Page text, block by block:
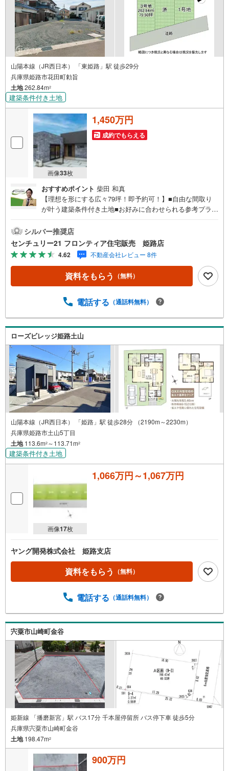
山陽本線（JR西日本） 「東姫路」駅 徒歩29分
兵庫県姫路市花田町勅旨
土地262.84m2
建築条件付き土地
画像33枚
1,450万円
成約でもらえる
おすすめポイント 柴田 和真
【理想を形にする広々79坪！即予約可！】■自由な間取り
が叶う建築条件付き土地■お好みに合わせられる参考プラン
差し込む陽当り良好な立地・周辺は落ち着いた閑静な住宅
地・ライフラインは公営水道と本下水に対応 立地・姫路市
立花田小学校まで徒歩約6分・姫路市立花田中学校まで徒歩
約24分 弊社が選ばれる理由 1.お金の扱い方のプロ、ファイ
ナンシャルプランナーが資金計画をサポート！2.買い替え
などにも対応できる売却専門チームあり！3.たくさんの銀
能！4.物件のお引渡し後に必要になったお家のリフォーム
絡を繋ぎ、有事の際に迅速にサポートいたします弊社は専
門家同士が連携をとっているため、より多くの知見がござ
いますお気軽にお問合せください！
シルバー推奨店
センチュリー21 フロンティア住宅販売 姫路店
4.62 不動産会社レビュー 8件
資料をもらう （無料）
電話する （通話料無料）
ローズビレッジ姫路土山
山陽本線（JR西日本） 「姫路」駅 徒歩28分 （2190m～2230m）
兵庫県姫路市土山5丁目
土地113.6m2 ～113.71m2
建築条件付き土地
画像17枚
1,066万円～1,067万円
ヤング開発株式会社 姫路支店
資料をもらう （無料）
電話する （通話料無料）
宍粟市山崎町金谷
姫新線 「播磨新宮」駅 バス17分 千本屋停留所 バス停下車 徒歩5分
兵庫県宍粟市山崎町金谷
土地198.47m2
900万円